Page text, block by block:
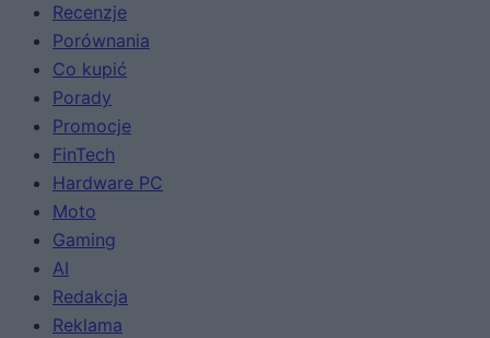
Recenzje
Porównania
Co kupić
Porady
Promocje
FinTech
Hardware PC
Moto
Gaming
AI
Redakcja
Reklama